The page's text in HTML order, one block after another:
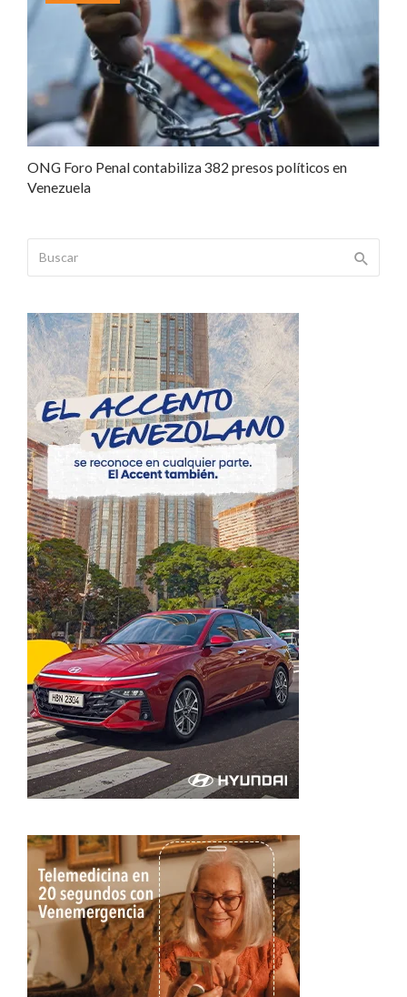
ONG Foro Penal contabiliza 382 presos políticos en
Venezuela